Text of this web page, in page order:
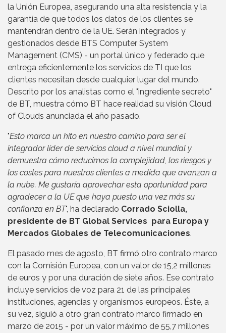
la Unión Europea, asegurando una alta resistencia y la
garantía de que todos los datos de los clientes se
mantendrán dentro de la UE. Serán integrados y
gestionados desde BTS Computer System
Management (CMS) - un portal único y federado que
entrega eficientemente los servicios de TI que los
clientes necesitan desde cualquier lugar del mundo.
Descrito por los analistas como el "ingrediente secreto"
de BT, muestra cómo BT hace realidad su visión Cloud
of Clouds anunciada el año pasado.
"Esto marca un hito en nuestro camino para ser el
integrador líder de servicios cloud a nivel mundial y
demuestra cómo reducimos la complejidad, los riesgos y
los costes para nuestros clientes a medida que avanzan a
la nube. Me gustaría aprovechar esta oportunidad para
agradecer a la UE que haya puesto una vez más su
confianza en BT", ha declarado Corrado Sciolla,
presidente de BT Global Services para Europa y
Mercados Globales de Telecomunicaciones.
El pasado mes de agosto, BT firmó otro contrato marco
con la Comisión Europea, con un valor de 15,2 millones
de euros y por una duración de siete años. Ese contrato
incluye servicios de voz para 21 de las principales
instituciones, agencias y organismos europeos. Éste, a
su vez, siguió a otro gran contrato marco firmado en
marzo de 2015 - por un valor máximo de 55,7 millones